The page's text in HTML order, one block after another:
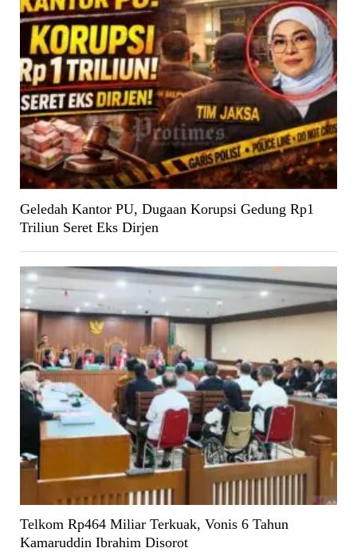
Geledah Kantor PU, Dugaan Korupsi Gedung Rp1
Triliun Seret Eks Dirjen
Telkom Rp464 Miliar Terkuak, Vonis 6 Tahun
Kamaruddin Ibrahim Disorot